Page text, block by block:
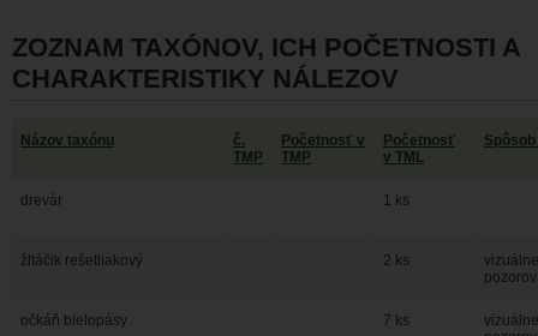
ZOZNAM TAXÓNOV, ICH POČETNOSTI A
CHARAKTERISTIKY NÁLEZOV
Názov taxónu
č.
TMP
Početnosť v
TMP
Početnosť
v TML
drevár 1 ks
žltáčik rešetliakový 2 ks
vizuálne
očkáň bielopásy 7 ks
vizuálne